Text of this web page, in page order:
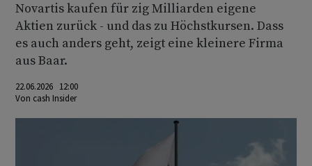
Novartis kaufen für zig Milliarden eigene
Aktien zurück - und das zu Höchstkursen. Dass
es auch anders geht, zeigt eine kleinere Firma
aus Baar.
22.06.2026 12:00
Von cash Insider